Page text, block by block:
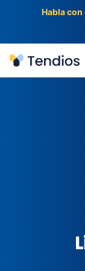
Habla
Tendios